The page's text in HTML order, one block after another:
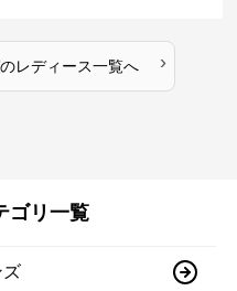
のレディース一覧へ ›
ゴリ一覧
ズ